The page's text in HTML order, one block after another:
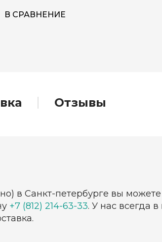
В СРАВНЕНИЕ
Отзывы
в Санкт-петербурге вы
+7 (812) 214-63-33. У нас всегда